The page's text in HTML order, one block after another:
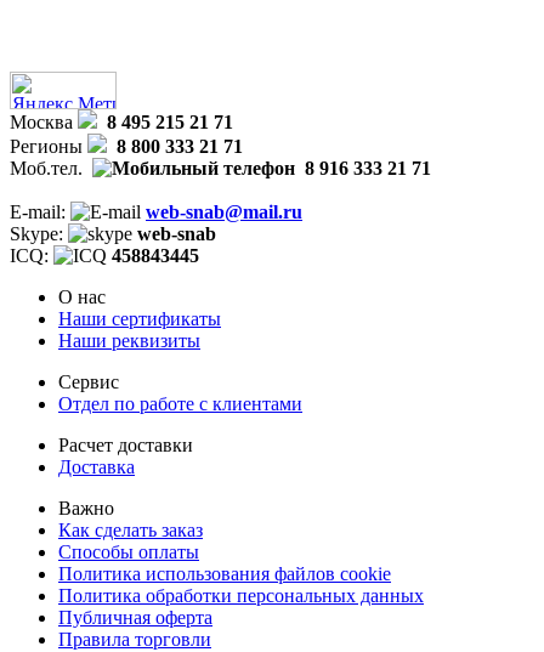
Москва
8 495 215 21 71
Регионы
8 800 333 21 71
Моб.тел.
8 916 333 21 71
E-mail:
web-snab@mail.ru
Skype:
web-snab
ICQ:
458843445
О нас
Наши сертификаты
Наши реквизиты
Сервис
Отдел по работе с клиентами
Расчет доставки
Доставка
Важно
Как сделать заказ
Способы оплаты
Политика использования файлов cookie
Политика обработки персональных данных
Публичная оферта
Правила торговли